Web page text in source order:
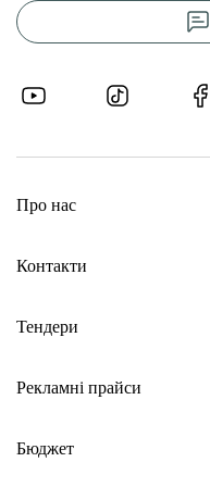
Про нас
Контакти
Тендери
Рекламні прайси
Бюджет